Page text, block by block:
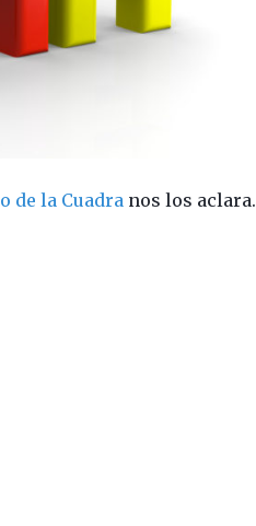
de la Cuadra nos los aclara.